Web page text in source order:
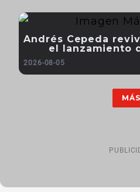
Andrés Cepeda
el lanzamiento
2026-08-05
MÁS